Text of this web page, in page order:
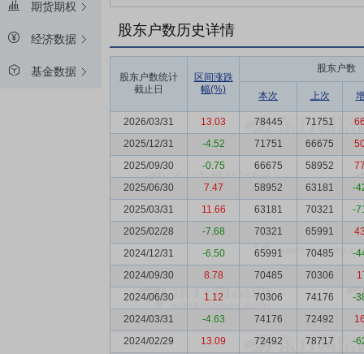
期货期权
经济数据
基金数据
股东户数历史详情
股东户数统计
截止日
区间涨跌
幅(%)
股东户数
本次 上次
2026/03/31 13.03 78445 71751
2025/12/31
-4.52 71751 66675
2025/09/30
-0.75 66675 58952
2025/06/30
7.47 58952 63181
-
2025/03/31
11.66 63181 70321
-
2025/02/28
-7.68 70321 65991
2024/12/31
-6.50 65991 70485
-
2024/09/30
8.78 70485 70306
2024/06/30
1.12 70306 74176
-
2024/03/31
-4.63 74176 72492
2024/02/29
13.09 72492 78717
-